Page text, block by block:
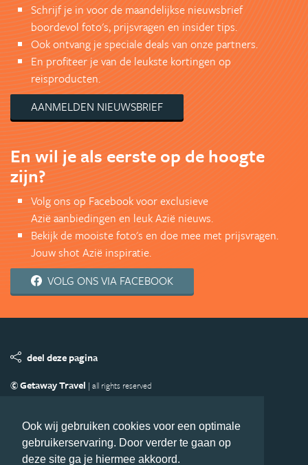
Ook wij gebruiken cookies voor een optimale
gebruikerservaring. Door verder te gaan op
deze site ga je hiermee akkoord.
Schrijf je in voor de maandelijkse nieuwsbrief
boordevol foto's, prijsvragen en insider tips.
Ook ontvang je speciale deals van onze partners.
En profiteer je van de leukste kortingen op
reisproducten.
AANMELDEN NIEUWSBRIEF
En wil je als eerste op de hoogte
zijn?
Volg ons op Facebook voor exclusieve
Azië aanbiedingen en leuk Azië nieuws.
Bekijk de mooiste foto's en doe mee met prijsvragen.
Jouw shot Azië inspiratie.
VOLG ONS VIA FACEBOOK
deel deze pagina
© Getaway Travel | all rights reserved
Copyright
Privacy statement Disclaimer
Cookies
Volg Azie.nl